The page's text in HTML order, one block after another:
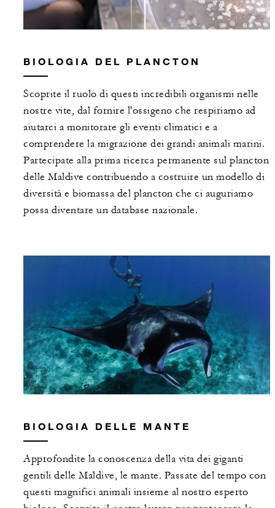
BIOLOGIA DEL PLANCTON
Scoprite il ruolo di questi incredibili organismi nelle
nostre vite, dal fornire l'ossigeno che respiriamo ad
aiutarci a monitorare gli eventi climatici e a
comprendere la migrazione dei grandi animali marini.
Partecipate alla prima ricerca permanente sul plancton
delle Maldive contribuendo a costruire un modello di
diversità e biomassa del plancton che ci auguriamo
possa diventare un database nazionale.
BIOLOGIA DELLE MANTE
Approfondite la conoscenza della vita dei giganti
gentili delle Maldive, le mante. Passate del tempo con
questi magnifici animali insieme al nostro esperto